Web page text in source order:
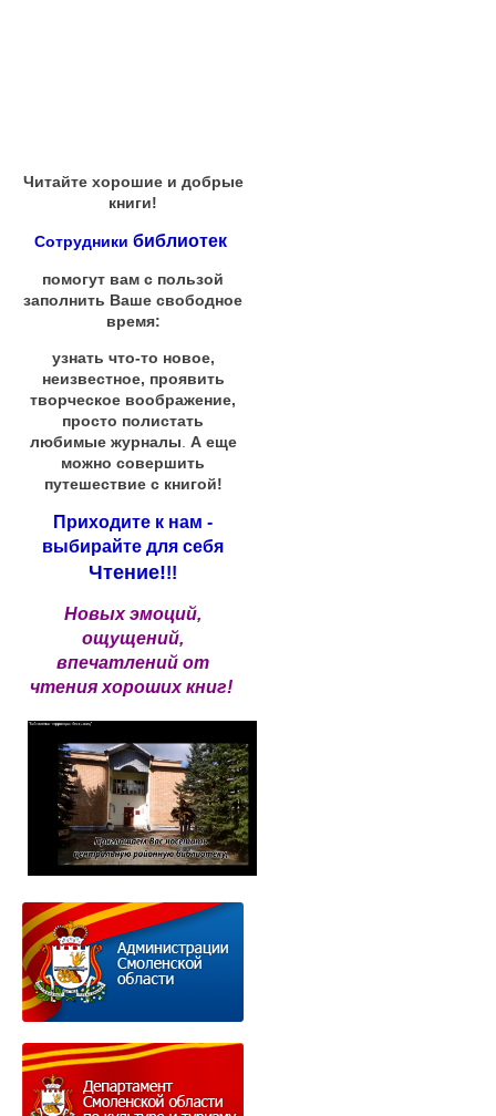
Читайте хорошие и добрые
книги!
Сотрудники библиотек
помогут вам с пользой
заполнить Ваше свободное
время:
узнать что-то новое,
неизвестное, проявить
творческое воображение,
просто полистать
любимые журналы А еще
можно совершить
путешествие с книгой!
Приходите к нам -
выбирайте для себя
Чтение!!!
Новых эмоций,
ощущений,
впечатлений от
чтения хороших книг!